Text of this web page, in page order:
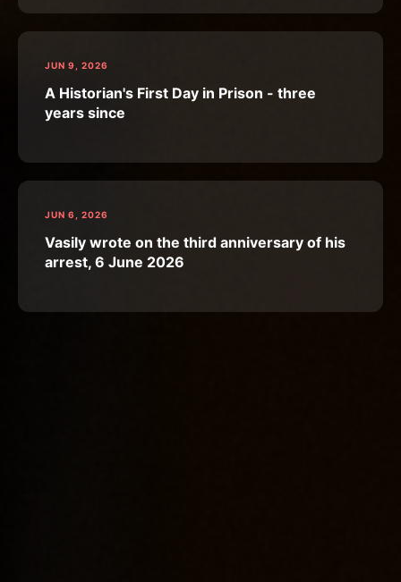
JUN 9, 2026
A Historian's First Day in Prison - three
years since
JUN 6, 2026
Vasily wrote on the third anniversary of his
arrest, 6 June 2026